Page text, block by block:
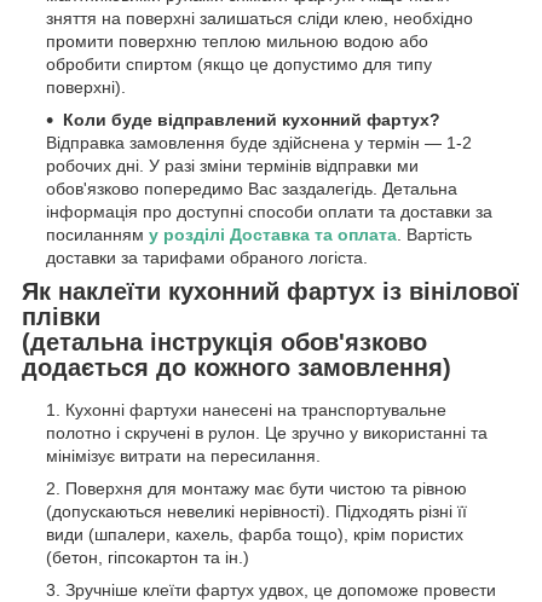
зняття на поверхні залишаться сліди клею, необхідно
промити поверхню теплою мильною водою або
обробити спиртом (якщо це допустимо для типу
поверхні).
Коли буде відправлений кухонний фартух?
Відправка замовлення буде здійснена у термін — 1-2
робочих дні. У разі зміни термінів відправки ми
обов'язково попередимо Вас заздалегідь. Детальна
інформація про доступні способи оплати та доставки за
посиланням у розділі Доставка та оплата . Вартість
доставки за тарифами обраного логіста.
Як наклеїти кухонний фартух із вінілової
плівки
(детальна інструкція обов'язково
додається до кожного замовлення)
Кухонні фартухи нанесені на транспортувальне
полотно і скручені в рулон. Це зручно у використанні та
мінімізує витрати на пересилання.
Поверхня для монтажу має бути чистою та рівною
(допускаються невеликі нерівності). Підходять різні її
види (шпалери, кахель, фарба тощо), крім пористих
(бетон, гіпсокартон та ін.)
Зручніше клеїти фартух удвох, це допоможе провести